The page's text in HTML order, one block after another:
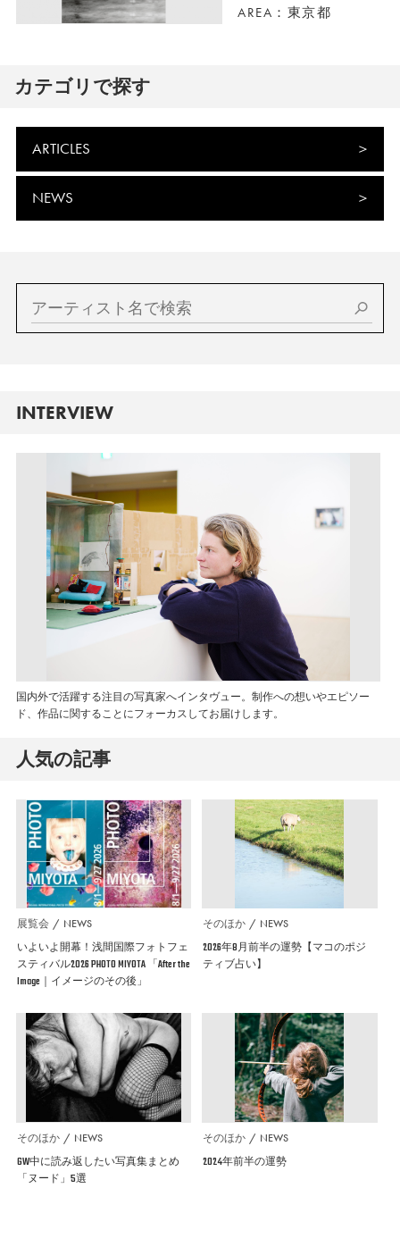
AREA：東京都
カテゴリで探す
ARTICLES
NEWS
INTERVIEW
国内外で活躍する注目の写真家へインタヴュー。制作への想いやエピソー
ド、作品に関することにフォーカスしてお届けします。
人気の記事
展覧会 NEWS
いよいよ開幕！浅間国際フォトフェ
スティバル2026 PHOTO MIYOTA 「After the
Image｜イメージのその後」
そのほか NEWS
2026年8月前半の運勢【マコのポジ
ティブ占い】
そのほか NEWS
GW中に読み返したい写真集まとめ
「ヌード」5選
そのほか NEWS
2024年前半の運勢